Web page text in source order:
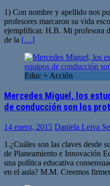
1) Con nombre y apellido nos
profesores marcaron su vida
ejemplificar. H.B. Mi profesora
de la […]
Educ + Acción
Mercedes Miguel, los
de conducción son los
14 enero, 2015 Daniela Leiva
1.¿Cuáles son las claves desde
de Planeamiento e Innovación
una política educativa
en el aula? M.M. Creemos